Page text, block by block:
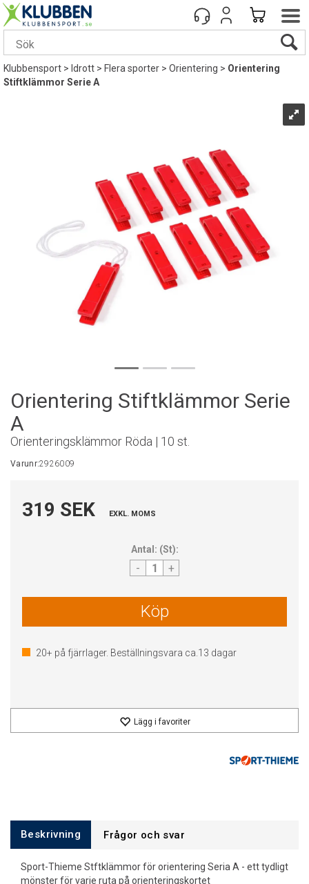
Klubbensport> Idrott>Flera sporter>Orientering>Orientering
Stiftklämmor Serie A
Orientering Stiftklämmor Serie
A
Orienteringsklämmor Röda | 10 st.
Varunr:2926009
319 SEK EXKL. MOMS
Antal: (St):
- +
Köp
20+ på fjärrlager. Beställningsvara ca. 13 dagar
Lägg i favoriter
Beskrivning Frågor och svar
Sport-Thieme Stftklämmor för orientering Seria A - ett tydligt
mönster för varje ruta på orienteringskortet